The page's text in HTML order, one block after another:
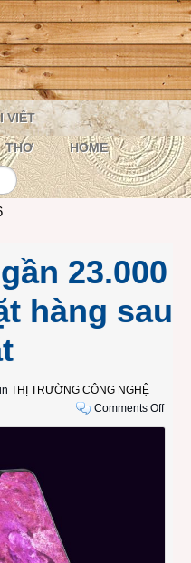
VIẾT
THƠ HOME
23.000
hàng sau
THỊ TRƯỜNG CÔNG NGHỆ
Comments Offon